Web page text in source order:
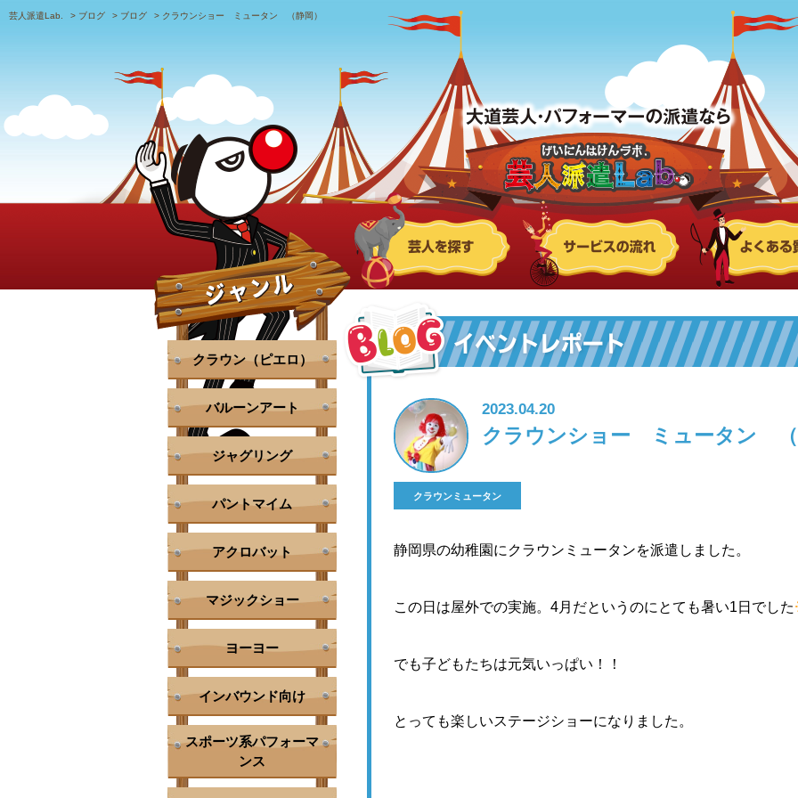
芸人派遣Lab. > ブログ > ブログ > クラウンショー ミュータン （静岡）
2023.04.20
クラウンショー ミュータン （
クラウンミュータン
静岡県の幼稚園にクラウンミュータンを派遣しました。
この日は屋外での実施。4月だというのにとても暑い1日でした
でも子どもたちは元気いっぱい！！
とっても楽しいステージショーになりました。
クラウン（ピエロ）
バルーンアート
ジャグリング
パントマイム
アクロバット
マジックショー
ヨーヨー
インバウンド向け
スポーツ系パフォーマ
ンス